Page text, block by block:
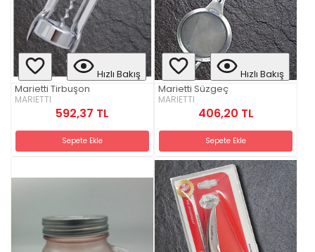
Hızlı Bakış
Marietti Tirbuşon
MARIETTI
592,37 TL
Sepete Ekle
Hızlı Bakış
Marietti Süzgeç
MARIETTI
406,20 TL
Sepete Ekle